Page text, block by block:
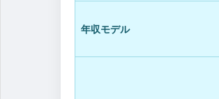
年収モデル